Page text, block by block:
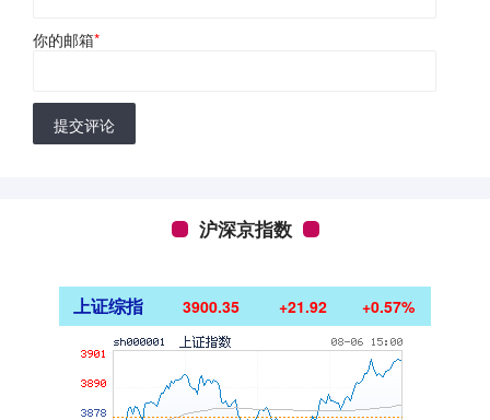
你的邮箱*
提交评论
沪深京指数
上证综指 3900.35 +21.92 +0.57%